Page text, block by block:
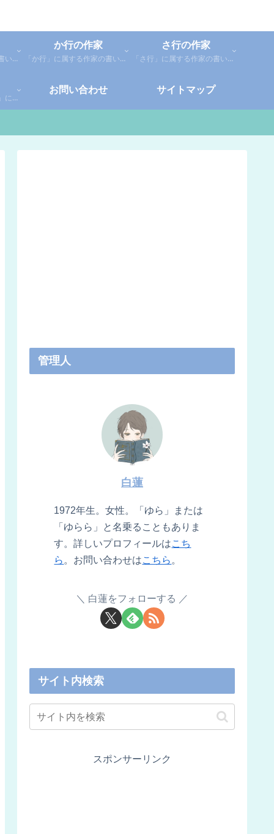
「あ行」に属する作家の書いた本の感想です。「あ」「い」「う」「え」「お」に分類しているので、お好きな作家の作品を探してみてください。
か行の作家
「か行」に属する作家の書いた本の感想です。さらに「か」「き」「く」「け」「こ」に分類していあります。お好きな作家の作品を探してみてください。
さ行の作家
「さ行」に属する作家の書いた本の感想です。さらに「さ」「し」「す」「せ」「そ」に分類していあります。お好きな作家の作品を探してみてください。
「や行」「ら行」「わ行」に属する作家の書いた本の感想です。さらに「や」「ゆ」「よ」「り」「れ」「わ」に分類していあります。お好きな作家の作品を探してみてください。
お問い合わせ サイトマップ
管理人
白蓮
1972年生。女性。「ゆら」または
「ゆらら」と名乗ることもありま
す。詳しいプロフィールはこち
ら 。お問い合わせはこちら 。
白蓮をフォローする
サイト内検索
スポンサーリンク